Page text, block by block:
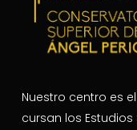
Nuestro centro es
cursan los